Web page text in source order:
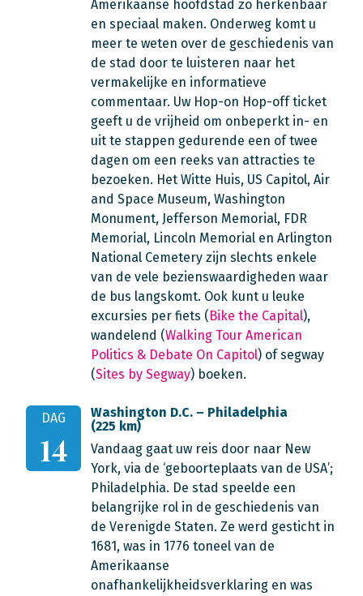
Amerikaanse hoofdstad zo herkenbaar
en speciaal maken. Onderweg komt u
meer te weten over de geschiedenis van
de stad door te luisteren naar het
vermakelijke en informatieve
commentaar. Uw Hop-on Hop-off ticket
geeft u de vrijheid om onbeperkt in- en
uit te stappen gedurende een of twee
dagen om een reeks van attracties te
bezoeken. Het Witte Huis, US Capitol, Air
and Space Museum, Washington
Monument, Jefferson Memorial, FDR
Memorial, Lincoln Memorial en Arlington
National Cemetery zijn slechts enkele
van de vele bezienswaardigheden waar
de bus langskomt. Ook kunt u leuke
excursies per fiets (Bike the Capital),
wandelend (Walking Tour American
Politics & Debate On Capitol) of segway
(Sites by Segway) boeken.
DAG
14
Washington D.C. – Philadelphia
(225 km)
Vandaag gaat uw reis door naar New
York, via de ‘geboorteplaats van de USA’;
Philadelphia. De stad speelde een
belangrijke rol in de geschiedenis van
de Verenigde Staten. Ze werd gesticht in
1681, was in 1776 toneel van de
Amerikaanse
onafhankelijkheidsverklaring en was